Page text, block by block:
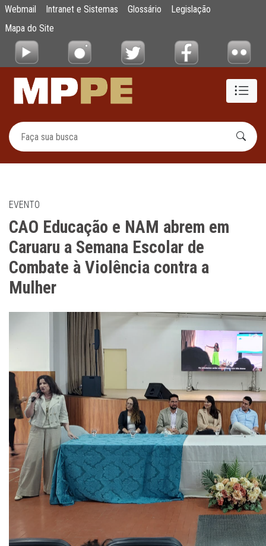
Pular para o Conteúdo principal
CAO Educação e NAM abrem em Caruaru
Webmail Intranet e Sistemas Glossário
Legislação
Mapa do Site
EVENTO
CAO Educação e NAM abrem em
Caruaru a Semana Escolar de
Combate à Violência contra a
Mulher